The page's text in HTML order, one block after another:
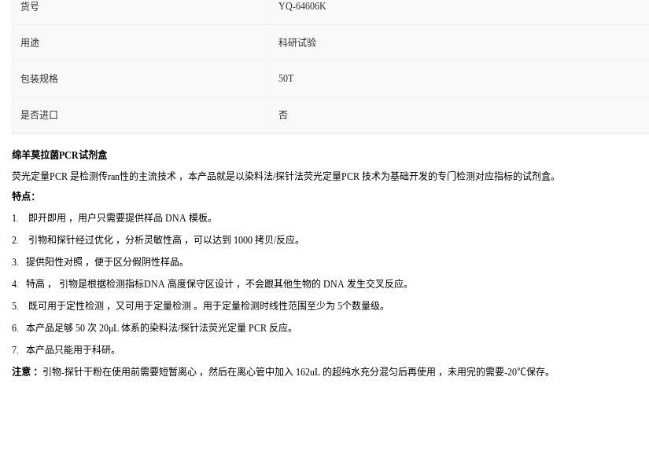
货号 YQ-64606K
用途 科研试验
包装规格 50T
是否进口 否
绵羊莫拉菌PCR试剂盒
荧光定量PCR 是检测传ran性的主流技术 ，本产品就是以染料法/探针法荧光定量PCR 技术为基础开发的专门检测对应指标的试剂盒。
特点：
1. 即开即用 ，用户只需要提供样品 DNA 模板。
2. 引物和探针经过优化 ，分析灵敏性高 ，可以达到 1000 拷贝/反应。
3. 提供阳性对照 ，便于区分假阴性样品。
4. 特高 ， 引物是根据检测指标DNA 高度保守区设计 ，不会跟其他生物的 DNA 发生交叉反应。
5. 既可用于定性检测 ，又可用于定量检测 。用于定量检测时线性范围至少为 5个数量级。
6. 本产品足够 50 次 20μL 体系的染料法/探针法荧光定量 PCR 反应。
7. 本产品只能用于科研。
注意 ： 引物-探针干粉在使用前需要短暂离心 ，然后在离心管中加入 162uL 的超纯水充分混匀后再使用 ，未用完的需要-20℃保存。